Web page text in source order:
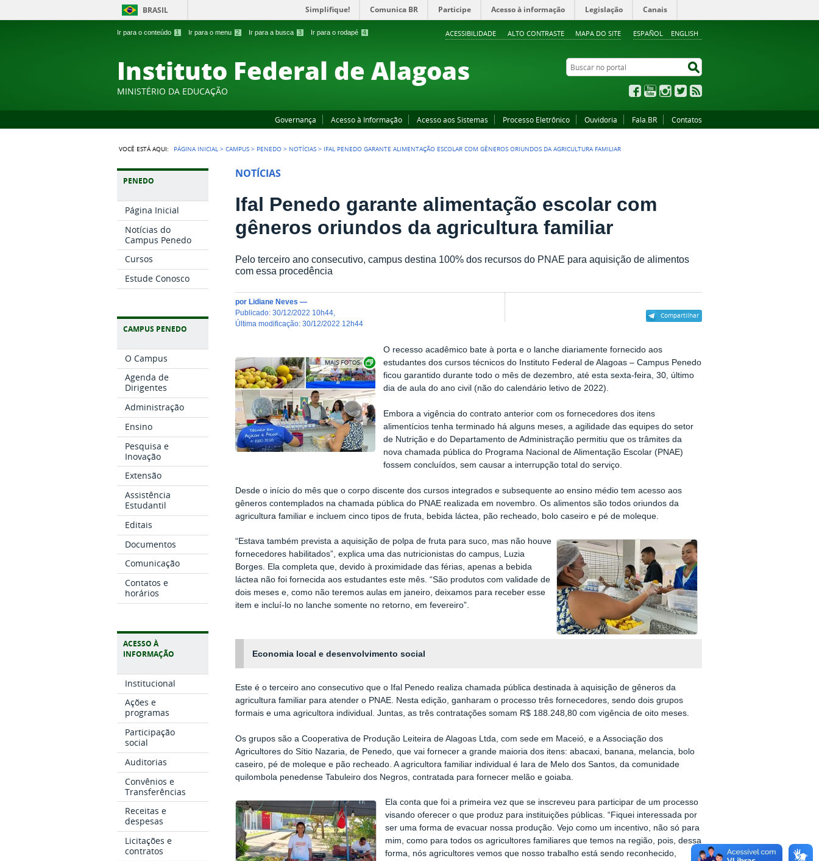
Ir para o conteúdo 1 Ir para o menu 2 Ir para a busca 3 Ir para o rodapé 4 ESPAÑOL ENGLISH
ACESSIBILIDADE ALTO CONTRASTE MAPA DO SITE
BRASIL Simplifique! Comunica BR Participe Acesso à informação Legislação Canais
Instituto Federal de Alagoas
MINISTÉRIO DA EDUCAÇÃO
Buscar no portal
FacebookYouTubeInstagram
Twitter
Governança Acesso à Informação Acesso aos Sistemas Processo Eletrônico Ouvidoria Fala.BR Contatos
VOCÊ ESTÁ AQUI: PÁGINA INICIAL >CAMPUS > PENEDO > NOTÍCIAS > IFAL PENEDO GARANTE ALIMENTAÇÃO ESCOLAR COM GÊNEROS ORIUNDOS DA AGRICULTURA FAMILIAR
PENEDO
Página Inicial
Notícias do
Campus Penedo
Cursos
Estude Conosco
CAMPUS PENEDO
O Campus
Agenda de
Dirigentes
Administração
Ensino
Pesquisa e
Inovação
Extensão
Assistência
Estudantil
Editais
Documentos
Comunicação
Contatos e
horários
ACESSO À
INFORMAÇÃO
Institucional
Ações e
programas
Participação
social
Auditorias
Convênios e
Transferências
Receitas e
despesas
Licitações e
contratos
NOTÍCIAS
Ifal Penedo garante alimentação escolar com
gêneros oriundos da agricultura familiar
Pelo terceiro ano consecutivo, campus destina 100% dos recursos do PNAE para aquisição de alimentos
com essa procedência
Compartilhar
por Lidiane Neves —
publicado:30/12/2022 10h44
última modificação:30/12/2022 12h44
Exibir carrossel de imagens
O recesso acadêmico bate à porta e o lanche diariamente fornecido aos
estudantes dos cursos técnicos do Instituto Federal de Alagoas – Campus Penedo
ficou garantido durante todo o mês de dezembro, até esta sexta-feira, 30, último
dia de aula do ano civil (não do calendário letivo de 2022).
Embora a vigência do contrato anterior com os fornecedores dos itens
alimentícios tenha terminado há alguns meses, a agilidade das equipes do setor
de Nutrição e do Departamento de Administração permitiu que os trâmites da
nova chamada pública do Programa Nacional de Alimentação Escolar (PNAE)
fossem concluídos, sem causar a interrupção total do serviço.
Desde o início do mês que o corpo discente dos cursos integrados e subsequente ao ensino médio tem acesso aos
gêneros contemplados na chamada pública do PNAE realizada em novembro. Os alimentos são todos oriundos da
agricultura familiar e incluem cinco tipos de fruta, bebida láctea, pão recheado, bolo caseiro e pé de moleque.
“Estava também prevista a aquisição de polpa de fruta para suco, mas não houve
fornecedores habilitados”, explica uma das nutricionistas do campus, Luzia
Borges. Ela completa que, devido à proximidade das férias, apenas a bebida
láctea não foi fornecida aos estudantes este mês. “São produtos com validade de
dois meses e, como não teremos aulas em janeiro, deixamos para receber esse
item e incluí-lo no lanche somente no retorno, em fevereiro”.
Economia local e desenvolvimento social
Este é o terceiro ano consecutivo que o Ifal Penedo realiza chamada pública destinada à aquisição de gêneros da
agricultura familiar para atender o PNAE. Nesta edição, ganharam o processo três fornecedores, sendo dois grupos
formais e uma agricultora individual. Juntas, as três contratações somam R$ 188.248,80 com vigência de oito meses.
Os grupos são a Cooperativa de Produção Leiteira de Alagoas Ltda, com sede em Maceió, e a Associação dos
Agricultores do Sítio Nazaria, de Penedo, que vai fornecer a grande maioria dos itens: abacaxi, banana, melancia, bolo
caseiro, pé de moleque e pão recheado. A agricultora familiar individual é Iara de Melo dos Santos, da comunidade
quilombola penedense Tabuleiro dos Negros, contratada para fornecer melão e goiaba.
Ela conta que foi a primeira vez que se inscreveu para participar de um processo
visando oferecer o que produz para instituições públicas. “Fiquei interessada por
ser uma forma de evacuar nossa produção. Vejo como um incentivo, não só para
mim, como para todos os agricultores familiares que temos na região, pois, dessa
forma, nós agricultores vemos que nosso trabalho está sendo reconhecido,